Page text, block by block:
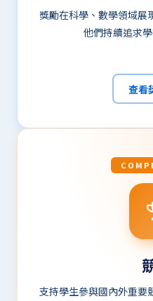
獎勵在科學、數學領域展
他們持續追求
查看
支持學生參與國內外重要